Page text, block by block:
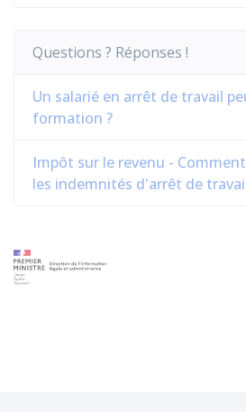
Questions ? Réponses !
Un salarié en arrêt de travail
formation ?
Impôt sur le revenu -
les indemnités d'arrêt de